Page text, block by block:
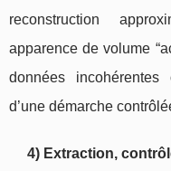
reconstruction
apparence de volume
données incohérentes
d’une démarche
4) Extraction,